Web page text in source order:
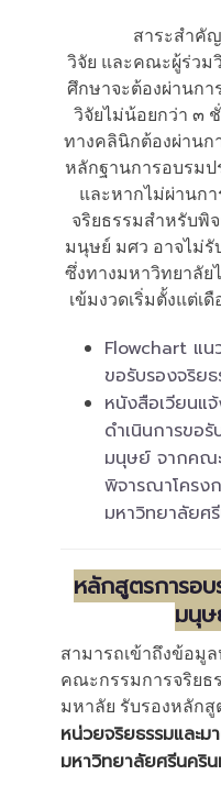
สาระสำคัญ: ด้
วิจัย และคณะผู้ร่วม
ศึกษาจะต้องผ่านก
วิจัยไม่น้อยกว่า ๓
ทางคลินิกต้องผ่านก
หลักฐานการอบรม
และหากไม่ผ่านก
จริยธรรมสำหรับพิ
มนุษย์ มศว อาจไม่
ซึ่งทางมหาวิทยาลัย
เข้มงวดเริ่มตั้งแต่เ
Flowchart แน
ขอรับรองจริย
หนังสือเวียนแ
ดำเนินการขอรั
มนุษย์ จากคณ
พิจารณาโครง
มหาวิทยาลัยศ
หลักสูตรการอบ
มนุ
สามารถเข้าถึงข้อมู
คณะกรรมการจริยธ
มหาลัย รับรองหลัก
หน่วยจริยธรรมและม
มหาวิทยาลัยศรีนคริ